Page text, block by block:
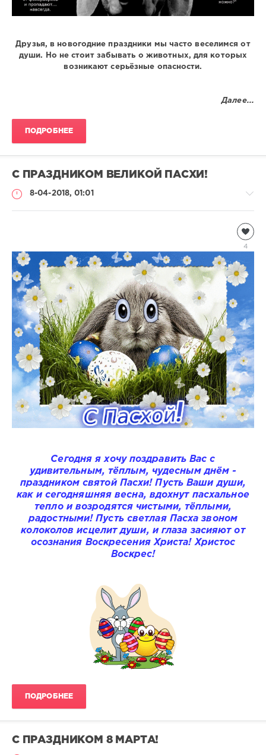
Друзья, в новогодние праздники мы часто веселимся от
души. Но не стоит забывать о животных, для которых
возникают серьёзные опасности.
Далее...
ПОДРОБНЕЕ
С ПРАЗДНИКОМ ВЕЛИКОЙ ПАСХИ!
8-04-2018, 01:01
2
183
0
4
Сегодня я хочу поздравить Вас с
удивительным, тёплым, чудесным днём -
праздником святой Пасхи! Пусть Ваши души,
как и сегодняшняя весна, вдохнут пасхальное
тепло и возродятся чистыми, тёплыми,
радостными! Пусть светлая Пасха звоном
колоколов исцелит души, и глаза засияют от
осознания Воскресения Христа! Христос
Воскрес!
ПОДРОБНЕЕ
С ПРАЗДНИКОМ 8 МАРТА!